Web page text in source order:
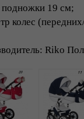
подножки 19 см;
колес
Riko